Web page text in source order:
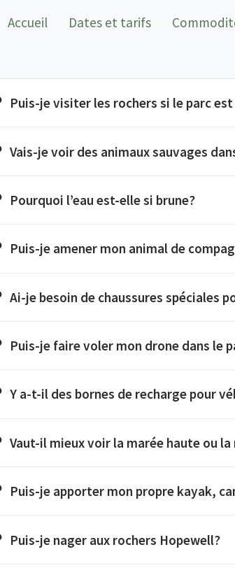
Accueil Dates et tarifs
Puis-je visiter les rochers si le parc est
Vais-je voir des animaux sauvages
Pourquoi l’eau est-elle si brune?
Puis-je amener mon animal de
Ai-je besoin de chaussures spéciales
Puis-je faire voler mon drone dans le
Y a-t-il des bornes de recharge pour
Vaut-il mieux voir la marée haute ou la
Puis-je apporter mon propre kayak,
Puis-je nager aux rochers Hopewell?